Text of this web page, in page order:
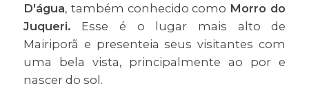
D'água, também conhecido como Morro do
Juqueri. Esse é o lugar mais alto de
Mairiporã e presenteia seus visitantes com
uma bela vista, principalmente ao por e
nascer do sol.